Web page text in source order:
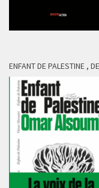
ENFANT DE PALESTINE ,